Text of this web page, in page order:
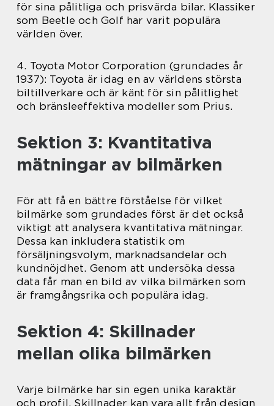
för sina pålitliga och prisvärda bilar. Klassiker
som Beetle och Golf har varit populära
världen över.
4. Toyota Motor Corporation (grundades år
1937): Toyota är idag en av världens största
biltillverkare och är känt för sin pålitlighet
och bränsleeffektiva modeller som Prius.
Sektion 3: Kvantitativa
mätningar av bilmärken
För att få en bättre förståelse för vilket
bilmärke som grundades först är det också
viktigt att analysera kvantitativa mätningar.
Dessa kan inkludera statistik om
försäljningsvolym, marknadsandelar och
kundnöjdhet. Genom att undersöka dessa
data får man en bild av vilka bilmärken som
är framgångsrika och populära idag.
Sektion 4: Skillnader
mellan olika bilmärken
Varje bilmärke har sin egen unika karaktär
och profil. Skillnader kan vara allt från design